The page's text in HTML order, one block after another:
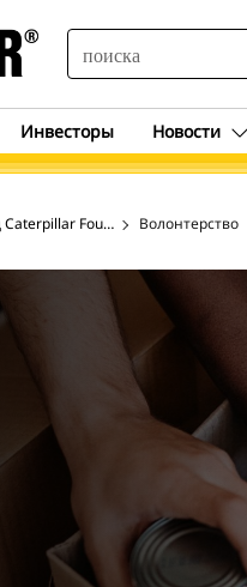
SEARCH
Инвесторы Новости
FoundationВолонтерство